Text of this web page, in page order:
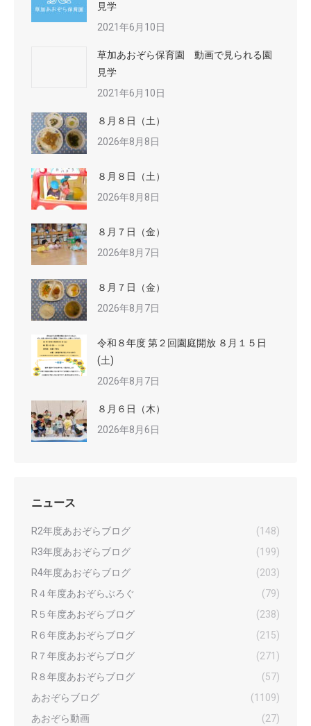
見学
2021年6月10日
草加あおぞら保育園 動画で見られる園
見学
2021年6月10日
８月８日（土）
2026年8月8日
８月８日（土）
2026年8月8日
８月７日（金）
2026年8月7日
８月７日（金）
2026年8月7日
令和８年度 第２回園庭開放 ８月１５日
(土)
2026年8月7日
８月６日（木）
2026年8月6日
ニュース
R2年度あおぞらブログ
(148)
R3年度あおぞらブログ
(199)
R4年度あおぞらブログ
(203)
R４年度あおぞらぶろぐ
(79)
R５年度あおぞらブログ
(238)
R６年度あおぞらブログ
(215)
R７年度あおぞらブログ
(271)
R８年度あおぞらブログ
(57)
あおぞらブログ
(1109)
あおぞら動画
(27)